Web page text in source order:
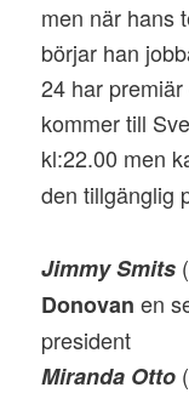
men när hans
börjar han
24 har
kommer till
kl:22.00 men
den tillgänglig
Jimmy Smits
Donovan en
president
Miranda Otto